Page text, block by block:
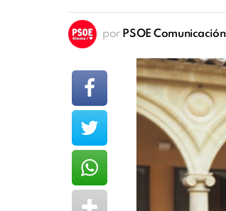
por PSOE Comunicación